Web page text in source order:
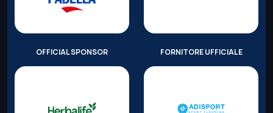
OFFICIAL SPONSOR FORNITORE UFFICIALE